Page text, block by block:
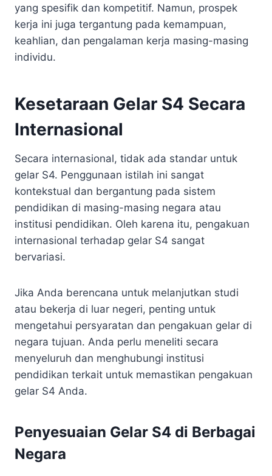
yang spesifik dan kompetitif. Namun, prospek
kerja ini juga tergantung pada kemampuan,
keahlian, dan pengalaman kerja masing-masing
individu.
Kesetaraan Gelar S4 Secara
Internasional
Secara internasional, tidak ada standar untuk
gelar S4. Penggunaan istilah ini sangat
kontekstual dan bergantung pada sistem
pendidikan di masing-masing negara atau
institusi pendidikan. Oleh karena itu, pengakuan
internasional terhadap gelar S4 sangat
bervariasi.
Jika Anda berencana untuk melanjutkan studi
atau bekerja di luar negeri, penting untuk
mengetahui persyaratan dan pengakuan gelar di
negara tujuan. Anda perlu meneliti secara
menyeluruh dan menghubungi institusi
pendidikan terkait untuk memastikan pengakuan
gelar S4 Anda.
Penyesuaian Gelar S4 di Berbagai
Negara